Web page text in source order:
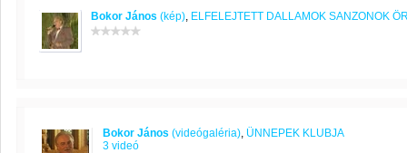
Bokor János (kép), ELFELEJTETT DALLAMOK SANZONOK
Bokor János (videógaléria), ÜNNEPEK KLUBJA
3 videó